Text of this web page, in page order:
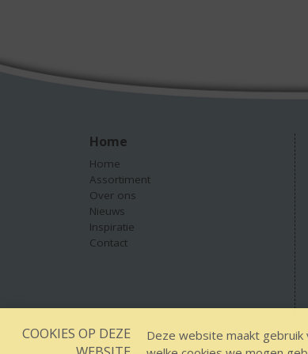
Home
Home
Assortiment
Over ons
Nieuws
Inspiratie
Contact
COOKIES OP DEZE
Deze website maakt gebruik